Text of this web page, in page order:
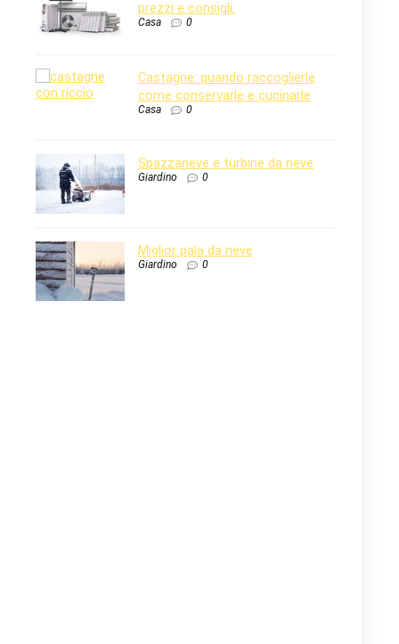
prezzi e consigli.
Casa 0
Castagne: quando raccoglierle
come conservarle e cucinarle
Casa 0
Spazzaneve e turbine da neve
Giardino 0
Miglior pala da neve
Giardino 0